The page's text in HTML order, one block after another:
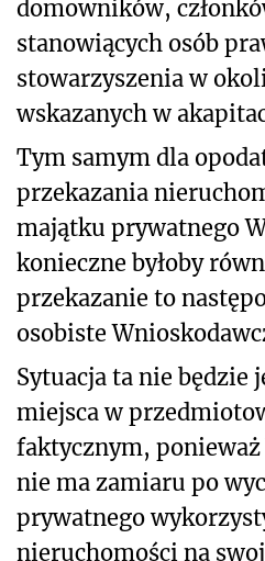
domowników,
stanowiących osób
stowarzyszenia w
wskazanych w
Tym samym dla
przekazania
majątku prywatnego
konieczne byłoby
przekazanie to
osobiste
Sytuacja ta nie będzie
miejsca w
faktycznym,
nie ma zamiaru po
prywatnego
nieruchomości na